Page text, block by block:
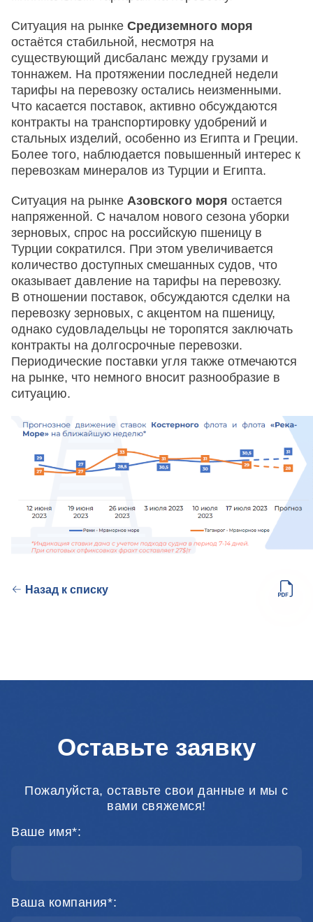
Ситуация на рынке Средиземного моря
остаётся стабильной, несмотря на
существующий дисбаланс между грузами и
тоннажем. На протяжении последней недели
тарифы на перевозку остались неизменными.
Что касается поставок, активно обсуждаются
контракты на транспортировку удобрений и
стальных изделий, особенно из Египта и Греции.
Более того, наблюдается повышенный интерес к
перевозкам минералов из Турции и Египта.
Ситуация на рынке Азовского моря остается
напряженной. С началом нового сезона уборки
зерновых, спрос на российскую пшеницу в
Турции сократился. При этом увеличивается
количество доступных смешанных судов, что
оказывает давление на тарифы на перевозку.
В отношении поставок, обсуждаются сделки на
перевозку зерновых, с акцентом на пшеницу,
однако судовладельцы не торопятся заключать
контракты на долгосрочные перевозки.
Периодические поставки угля также отмечаются
на рынке, что немного вносит разнообразие в
ситуацию.
Назад к списку
Оставьте заявку
Пожалуйста, оставьте свои данные и мы с
вами свяжемся!
Ваше имя*:
Ваша компания*: